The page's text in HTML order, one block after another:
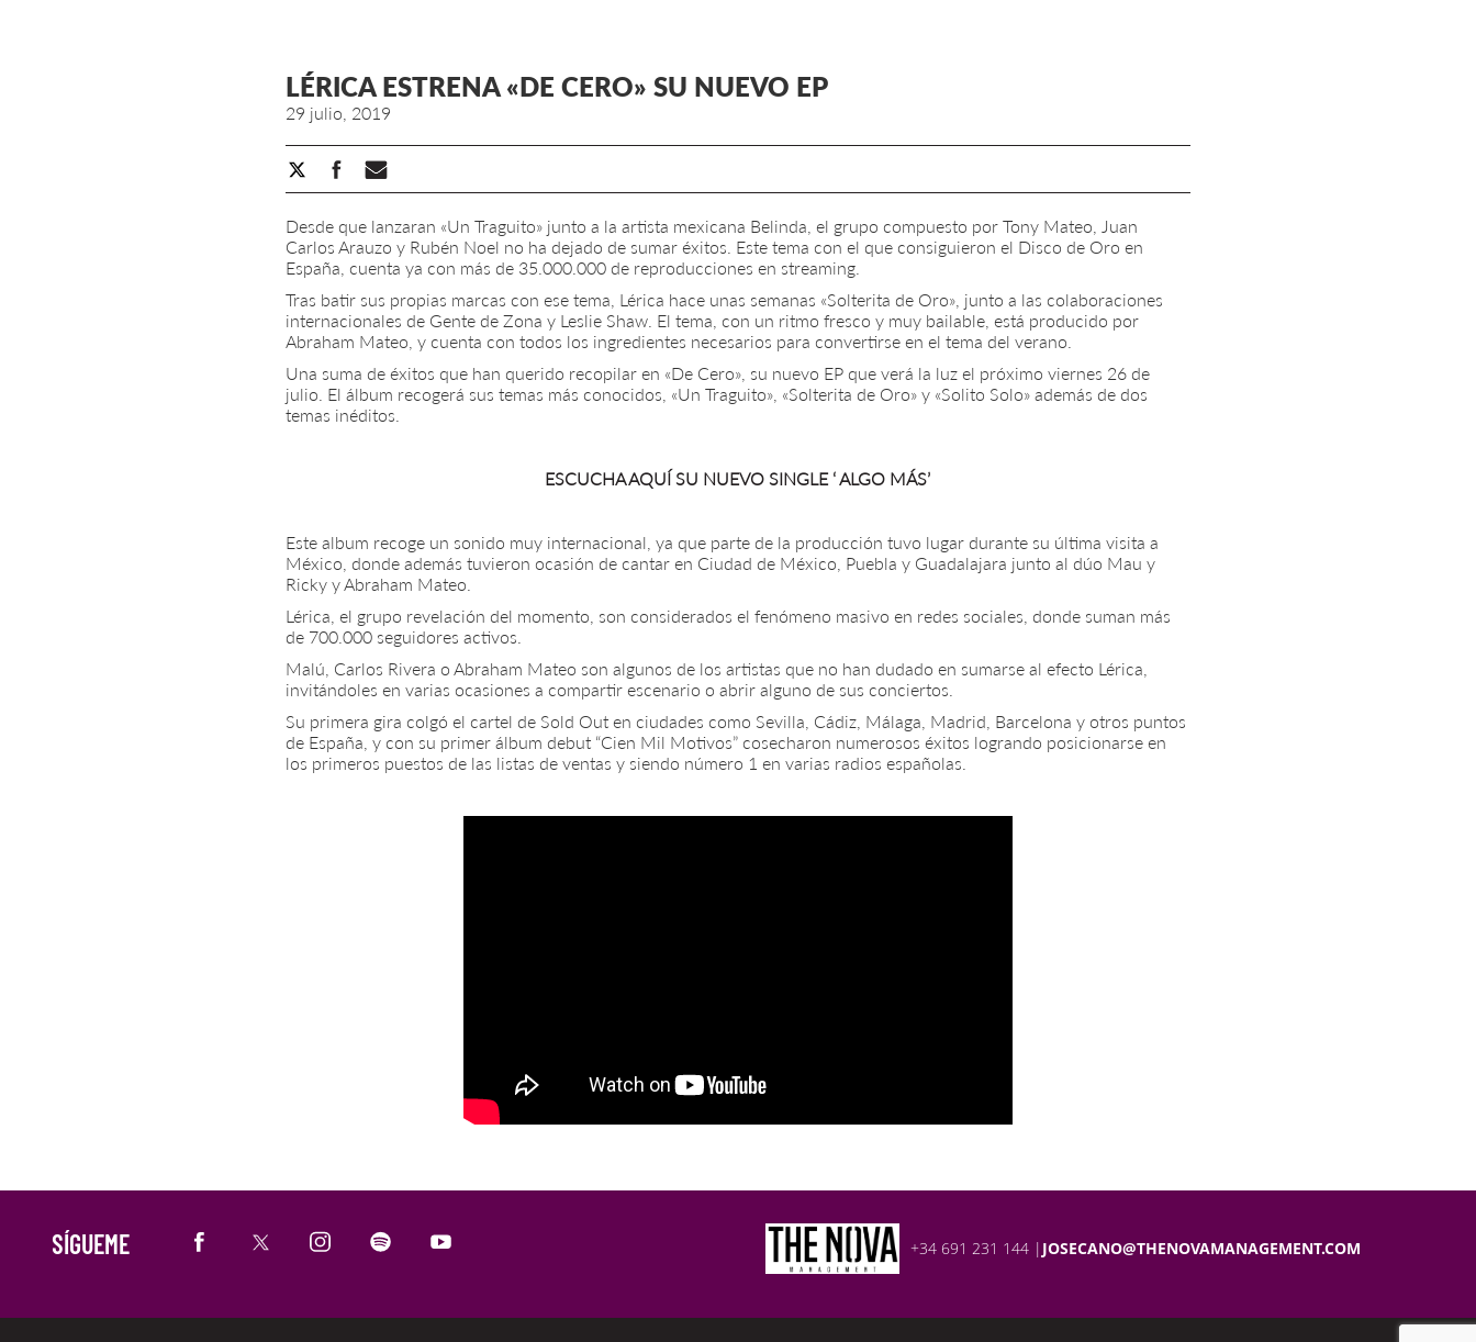
LÉRICA ESTRENA «DE CERO» SU NUEVO EP
29 julio, 2019
Desde que lanzaran «Un Traguito» junto a la artista mexicana Belinda, el grupo compuesto por Tony Mateo, Juan
Carlos Arauzo y Rubén Noel no ha dejado de sumar éxitos. Este tema con el que consiguieron el Disco de Oro en
España, cuenta ya con más de 35.000.000 de reproducciones en streaming.
Tras batir sus propias marcas con ese tema, Lérica hace unas semanas «Solterita de Oro», junto a las colaboraciones
internacionales de Gente de Zona y Leslie Shaw. El tema, con un ritmo fresco y muy bailable, está producido por
Abraham Mateo, y cuenta con todos los ingredientes necesarios para convertirse en el tema del verano.
Una suma de éxitos que han querido recopilar en «De Cero», su nuevo EP que verá la luz el próximo viernes 26 de
julio. El álbum recogerá sus temas más conocidos, «Un Traguito», «Solterita de Oro» y «Solito Solo» además de dos
temas inéditos.
ESCUCHA AQUÍ SU NUEVO SINGLE ‘ ALGO MÁS’
Este album recoge un sonido muy internacional, ya que parte de la producción tuvo lugar durante su última visita a
México, donde además tuvieron ocasión de cantar en Ciudad de México, Puebla y Guadalajara junto al dúo Mau y
Ricky y Abraham Mateo.
Lérica, el grupo revelación del momento, son considerados el fenómeno masivo en redes sociales, donde suman más
de 700.000 seguidores activos.
Malú, Carlos Rivera o Abraham Mateo son algunos de los artistas que no han dudado en sumarse al efecto Lérica,
invitándoles en varias ocasiones a compartir escenario o abrir alguno de sus conciertos.
Su primera gira colgó el cartel de Sold Out en ciudades como Sevilla, Cádiz, Málaga, Madrid, Barcelona y otros puntos
de España, y con su primer álbum debut “Cien Mil Motivos” cosecharon numerosos éxitos logrando posicionarse en
los primeros puestos de las listas de ventas y siendo número 1 en varias radios españolas.
SÍGUEME +34 691 231 144 | JOSECANO@THENOVAMANAGEMENT.COM